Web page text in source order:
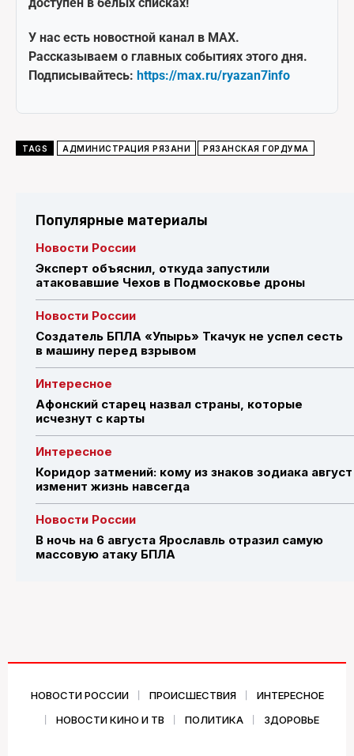
доступен в белых списках!
У нас есть новостной канал в MAX.
Рассказываем о главных событиях этого дня.
Подписывайтесь: https://max.ru/ryazan7info
TAGS АДМИНИСТРАЦИЯ РЯЗАНИ РЯЗАНСКАЯ ГОРДУМА
Популярные материалы
Новости России
Эксперт объяснил, откуда запустили
атаковавшие Чехов в Подмосковье дроны
Новости России
Создатель БПЛА «Упырь» Ткачук не успел сесть
в машину перед взрывом
Интересное
Афонский старец назвал страны, которые
исчезнут с карты
Интересное
Коридор затмений: кому из знаков зодиака август
изменит жизнь навсегда
Новости России
В ночь на 6 августа Ярославль отразил самую
массовую атаку БПЛА
НОВОСТИ РОССИИ ПРОИСШЕСТВИЯ
ИНТЕРЕСНОЕ
НОВОСТИ КИНО И ТВ
ПОЛИТИКА ЗДОРОВЬЕ